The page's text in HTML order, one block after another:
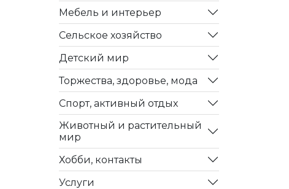
Мебель и интерьер
Сельское хозяйство
Детский мир
Торжества, здоровье, мода
Спорт, активный отдых
Животный и растительный
мир
Хобби, контакты
Услуги